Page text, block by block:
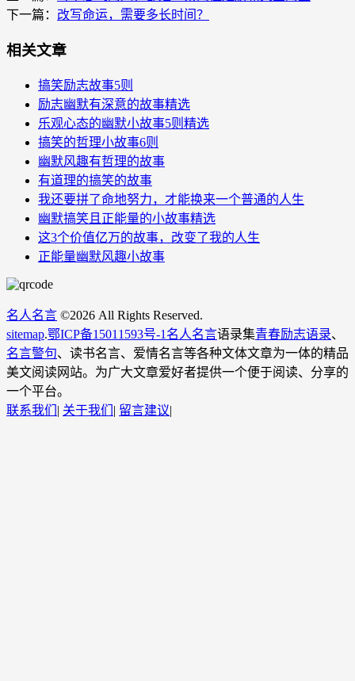
下一篇： 改写命运，需要多长时间？
相关文章
搞笑励志故事5则
励志幽默有深意的故事精选
乐观心态的幽默小故事5则精选
搞笑的哲理小故事6则
幽默风趣有哲理的故事
有道理的搞笑的故事
我还要拼了命地努力，才能换来一个普通的人生
幽默搞笑且正能量的小故事精选
这3个价值亿万的故事，改变了我的人生
正能量幽默风趣小故事
名人名言 ©2026 All Rights Reserved.
sitemap.鄂ICP备15011593号-1 名人名言语录集青春励志语录、
名言警句、读书名言、爱情名言等各种文体文章为一体的精品
美文阅读网站。为广大文章爱好者提供一个便于阅读、分享的
一个平台。
联系我们 | 关于我们 | 留言建议|